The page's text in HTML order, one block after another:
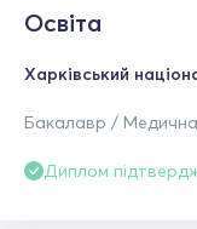
Освіта
Харківський
Бакалавр / Медична
Диплом